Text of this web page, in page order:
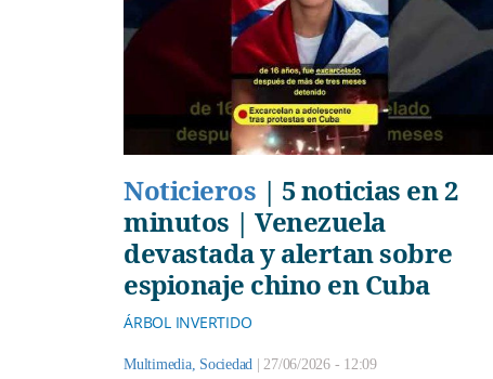
Noticieros | 5 noticias en 2
minutos | Venezuela
devastada y alertan sobre
espionaje chino en Cuba
ÁRBOL INVERTIDO
Multimedia, Sociedad | 27/06/2026 - 12:09